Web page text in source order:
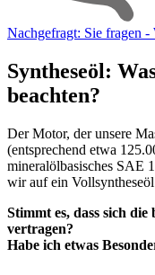
Nachgefragt: Sie fragen -
Syntheseöl:
beachten?
Der Motor, der unsere
(entsprechend etwa
mineralölbasisches SAE
wir auf ein
Stimmt es, dass sich
vertragen?
Habe ich etwas